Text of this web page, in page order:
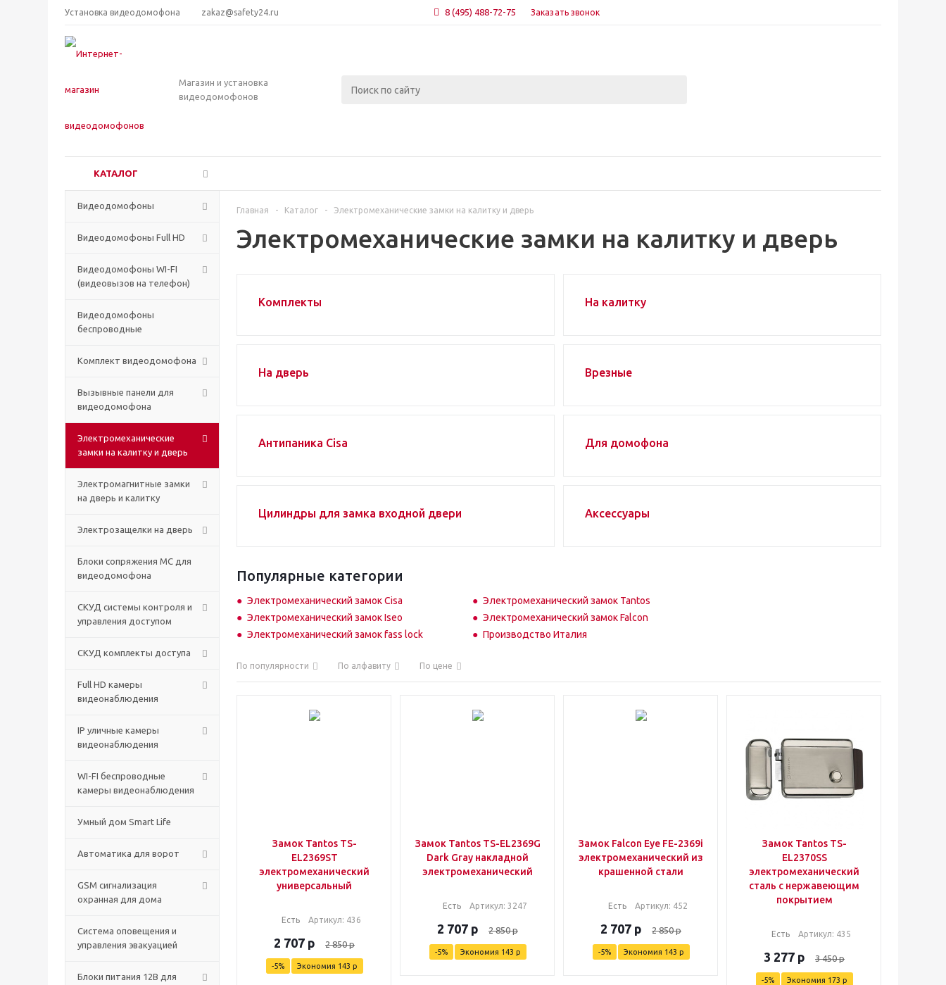
Установка видеодомофона zakaz@safety24.ru 8 (495) 488-72-75 Заказать звонок
Магазин и установка
видеодомофонов
КАТАЛОГ
Видеодомофоны
Видеодомофоны Full HD
Видеодомофоны WI-FI
(видеовызов на телефон)
Видеодомофоны
беспроводные
Комплект видеодомофона
Вызывные панели для
видеодомофона
Электромеханические
замки на калитку и дверь
Электромагнитные замки
на дверь и калитку
Электрозащелки на дверь
Блоки сопряжения МС для
видеодомофона
СКУД системы контроля и
управления доступом
СКУД комплекты доступа
Full HD камеры
видеонаблюдения
IP уличные камеры
видеонаблюдения
WI-FI беспроводные
камеры видеонаблюдения
Умный дом Smart Life
Автоматика для ворот
GSM сигнализация
охранная для дома
Cистема оповещения и
управления эвакуацией
Блоки питания 12В для
Главная - Каталог - Электромеханические замки на калитку и дверь
Электромеханические замки на калитку и дверь
Комплекты На калитку
На дверь Врезные
Антипаника Cisa Для домофона
Цилиндры для замка входной двери Аксессуары
Популярные категории
Электромеханический замок Cisa
Электромеханический замок Tantos
Электромеханический замок Iseo
Электромеханический замок Falcon
Электромеханический замок fass lock
Производство Италия
По популярности По алфавиту По цене
Замок Tantos TS-
EL2369ST
электромеханический
универсальный
Есть Артикул: 436
2 707 р 2 850р
-5% Экономия 143 р
Замок Tantos TS-EL2369G
Dark Gray накладной
электромеханический
Есть Артикул: 3247
2 707 р 2 850р
-5% Экономия 143 р
Замок Falcon Eye FE-2369i
электромеханический из
крашенной стали
Есть Артикул: 452
2 707 р 2 850р
-5% Экономия 143 р
Замок Tantos TS-
EL2370SS
электромеханический
сталь с нержавеющим
покрытием
Есть Артикул: 435
3 277 р 3 450р
-5% Экономия 173 р